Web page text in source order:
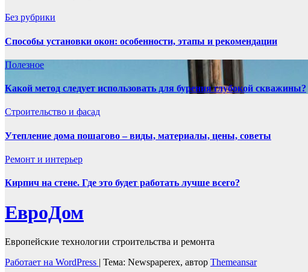
Без рубрики
Способы установки окон: особенности, этапы и рекомендации
Полезнoe
Какой метод следует использовать для бурения глубокой скважины?
Строительство и фасад
Утепление дома пошагово – виды, материалы, цены, советы
Ремонт и интерьер
Кирпич на стене. Где это будет работать лучше всего?
ЕвроДом
Европейские технологии строительства и ремонта
Работает на WordPress | Тема: Newspaperex, автор Themeansar